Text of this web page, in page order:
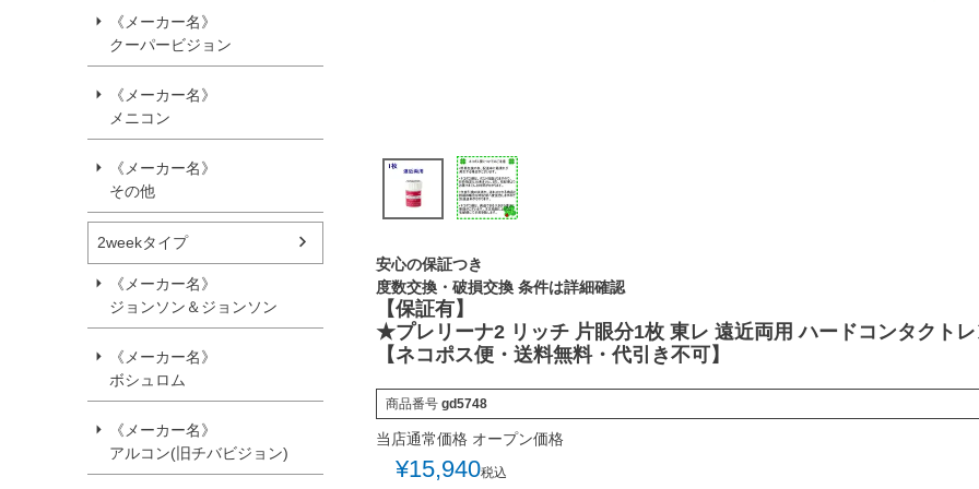
《メーカー名》
クーパービジョン
《メーカー名》
メニコン
《メーカー名》
その他
2weekタイプ
《メーカー名》
ジョンソン＆ジョンソン
《メーカー名》
ボシュロム
《メーカー名》
アルコン(旧チバビジョン)
安心の保証つき
度数交換・破損交換 条件は詳細確認
【保証有】
★プレリーナ2 リッチ 片眼分1枚 東レ 遠近両用 ハードコンタクト
【ネコポス便・送料無料・代引き不可】
商品番号 gd5748
当店通常価格 オープン価格
¥15,940税込